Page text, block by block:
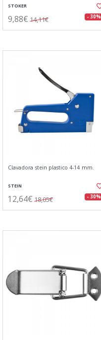
STOKER
9,88€ 14,11€ - 30%
Clavadora stein plastico 4-14 mm.
STEIN
12,64€ 18,05€ - 30%